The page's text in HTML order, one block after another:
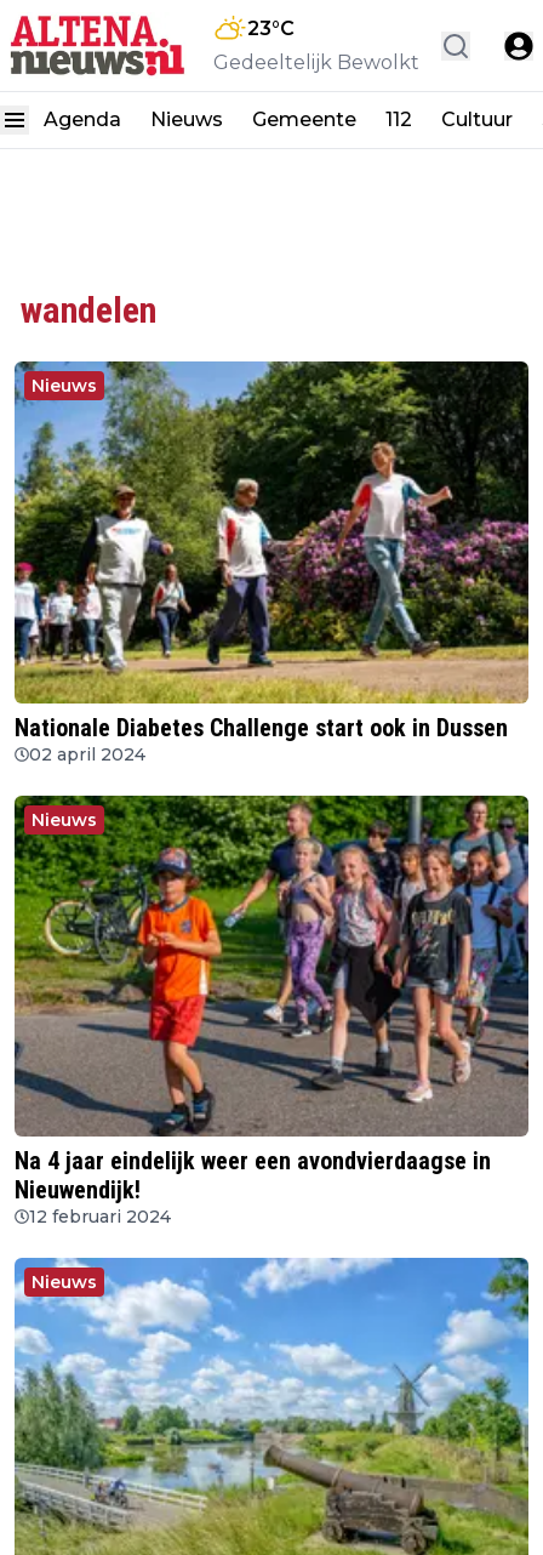
23°C
Gedeeltelijk Bewolkt
Agenda Nieuws Gemeente 112 Cultuur
wandelen
Nieuws
Nationale Diabetes Challenge start ook in Dussen
02 april 2024
Nieuws
Na 4 jaar eindelijk weer een avondvierdaagse in
Nieuwendijk!
12 februari 2024
Nieuws